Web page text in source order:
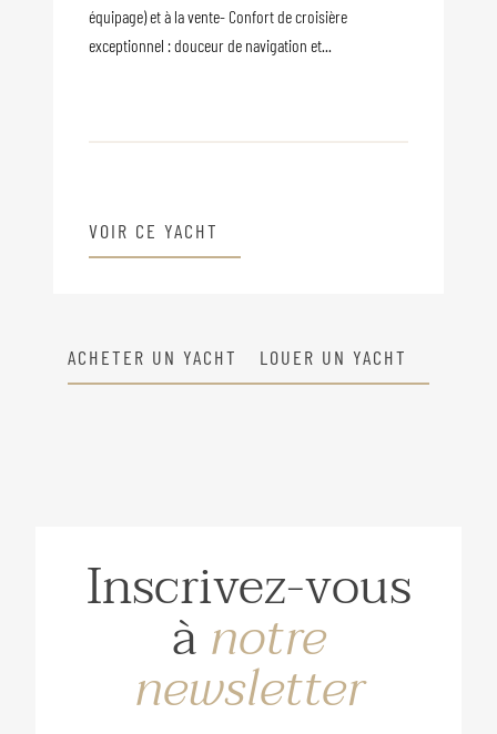
équipage) et à la vente- Confort de croisière
exceptionnel : douceur de navigation et...
VOIR CE YACHT
ACHETER UN YACHT LOUER UN YACHT
Inscrivez-vous
ànotre
newsletter